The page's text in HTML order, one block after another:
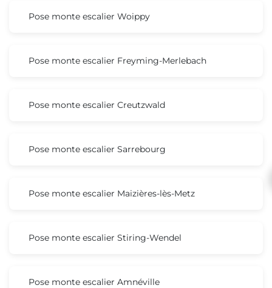
Pose monte escalier Woippy
Pose monte escalier Freyming-Merlebach
Pose monte escalier Creutzwald
Pose monte escalier Sarrebourg
Pose monte escalier Maizières-lès-Metz
Pose monte escalier Stiring-Wendel
Pose monte escalier Amnéville